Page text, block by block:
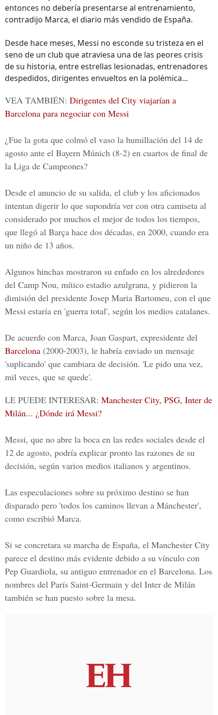
entonces no debería presentarse al entrenamiento,
contradijo Marca, el diario más vendido de España.
Desde hace meses, Messi no esconde su tristeza en el
seno de un club que atraviesa una de las peores crisis
de su historia, entre estrellas lesionadas, entrenadores
despedidos, dirigentes envueltos en la polémica...
VEA TAMBIÉN: Dirigentes del City viajarían a
Barcelona para negociar con Messi
¿Fue la gota que colmó el vaso la humillación del 14 de
agosto ante el Bayern Múnich (8-2) en cuartos de final de
la Liga de Campeones?
Desde el anuncio de su salida, el club y los aficionados
intentan digerir lo que supondría ver con otra camiseta al
considerado por muchos el mejor de todos los tiempos,
que llegó al Barça hace dos décadas, en 2000, cuando era
un niño de 13 años.
Algunos hinchas mostraron su enfado en los alrededores
del Camp Nou, mítico estadio azulgrana, y pidieron la
dimisión del presidente Josep Maria Bartomeu, con el que
Messi estaría en 'guerra total', según los medios catalanes.
De acuerdo con Marca, Joan Gaspart, expresidente del
Barcelona (2000-2003), le habría enviado un mensaje
'suplicando' que cambiara de decisión. 'Le pido una vez,
mil veces, que se quede'.
LE PUEDE INTERESAR: Manchester City, PSG, Inter de
Milán... ¿Dónde irá Messi?
Messi, que no abre la boca en las redes sociales desde el
12 de agosto, podría explicar pronto las razones de su
decisión, según varios medios italianos y argentinos.
Las especulaciones sobre su próximo destino se han
disparado pero 'todos los caminos llevan a Mánchester',
como escribió Marca.
Si se concretara su marcha de España, el Manchester City
parece el destino más evidente debido a su vínculo con
Pep Guardiola, su antiguo entrenador en el Barcelona. Los
nombres del París Saint-Germain y del Inter de Milán
también se han puesto sobre la mesa.